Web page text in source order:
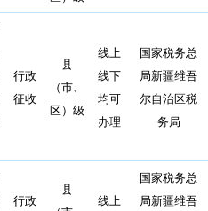
行政
征收
县
（市、
区）级
线上
线下
均可
办理
国家税务总
局新疆维吾
尔自治区税
务局
行政
县
线上
国家税务总
局新疆维吾